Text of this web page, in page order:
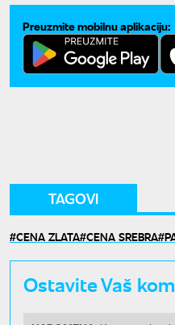
Preuzmite mobilnu aplikaciju:
TAGOVI
CENA ZLATA CENA SREBRA
Ostavite Vaš